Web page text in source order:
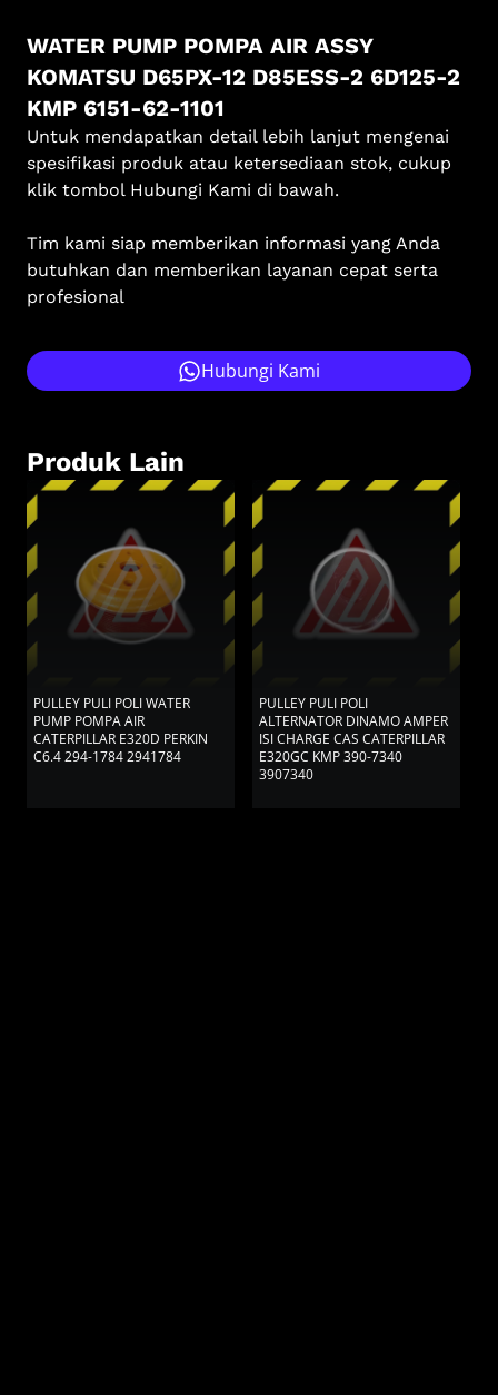
WATER PUMP POMPA AIR ASSY
KOMATSU D65PX-12 D85ESS-2 6D125-2
KMP 6151-62-1101
Untuk mendapatkan detail lebih lanjut mengenai
spesifikasi produk atau ketersediaan stok, cukup
klik tombol Hubungi Kami di bawah.
Tim kami siap memberikan informasi yang Anda
butuhkan dan memberikan layanan cepat serta
profesional
Hubungi Kami
Produk Lain
PULLEY PULI POLI WATER
PUMP POMPA AIR
CATERPILLAR E320D PERKIN
C6.4 294-1784 2941784
PULLEY PULI POLI
ALTERNATOR DINAMO AMPER
ISI CHARGE CAS CATERPILLAR
E320GC KMP 390-7340
3907340